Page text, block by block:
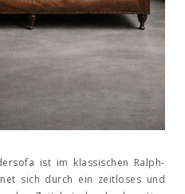
ist im klassischen Ralph-
sich durch ein zeitloses und